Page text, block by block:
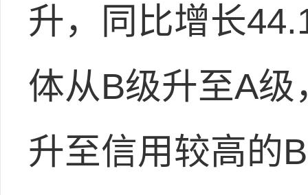
升，同比增长
体从B级升至A
升至信用较高的